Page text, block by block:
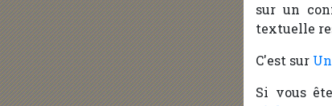
sur un
textuelle
C'est sur
Si vous